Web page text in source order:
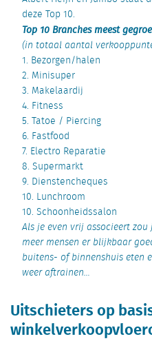
deze Top 10.
Top 10 Branches meest
(in totaal aantal
1. Bezorgen/halen
2. Minisuper
3. Makelaardij
4. Fitness
5. Tatoe / Piercing
6. Fastfood
7. Electro Reparatie
8. Supermarkt
9. Dienstencheques
10. Lunchroom
10. Schoonheidssalon
Als je even vrij associeert
meer mensen er blijkbaar
buitens- of binnenshuis eten
weer aftrainen…
Uitschieters op